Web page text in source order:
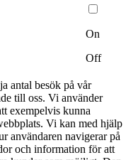
On
Off
antal besök på vår
till oss. Vi använder
exempelvis kunna
Vi kan med hjälp
användaren navigerar på
och information för att